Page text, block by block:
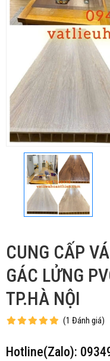
CUNG CẤP
GÁC LỬNG
TP.HÀ NỘI
(1 Đánh giá)
Hotline(Zalo):